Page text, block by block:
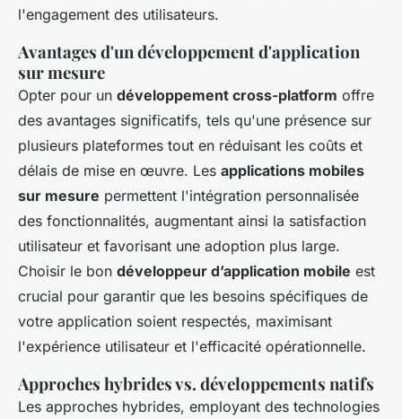
l'engagement des utilisateurs.
Avantages d'un développement d'application
sur mesure
Opter pour un développement cross-platform offre
des avantages significatifs, tels qu'une présence sur
plusieurs plateformes tout en réduisant les coûts et
délais de mise en œuvre. Les applications mobiles
sur mesure permettent l'intégration personnalisée
des fonctionnalités, augmentant ainsi la satisfaction
utilisateur et favorisant une adoption plus large.
Choisir le bon développeur d’application mobile est
crucial pour garantir que les besoins spécifiques de
votre application soient respectés, maximisant
l'expérience utilisateur et l'efficacité opérationnelle.
Approches hybrides vs. développements natifs
Les approches hybrides, employant des technologies